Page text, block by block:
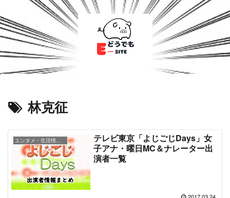
林克征
エンタメ・生活情報バラエティ
テレビ東京「よじごじDays」女
子アナ・曜日MC＆ナレーター出
演者一覧
2017.03.24